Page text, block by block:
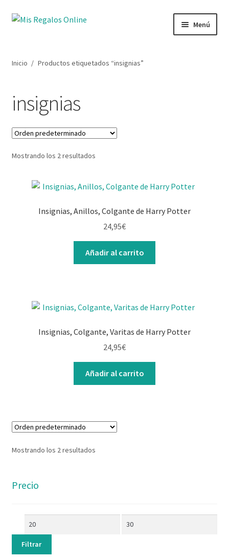
Menú
Secciones
Ofertas
Novedades
Lista de deseos
Mi cuenta
Inicio / Productos etiquetados “insignias”
insignias
Mostrando los 2 resultados
Insignias, Anillos, Colgante de Harry Potter
24,95€
Añadir al carrito
Insignias, Colgante, Varitas de Harry Potter
24,95€
Añadir al carrito
Mostrando los 2 resultados
Precio
Filtrar